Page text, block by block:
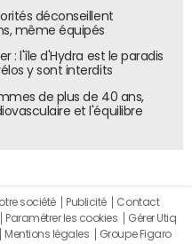
déconseillent
même équipés
: l'île d'Hydra est le paradis
y sont interdits
de plus de 40 ans,
et l'équilibre
société Publicité
Contact
Paramétrer les cookies
Gérer Utiq
Mentions légales Groupe Figaro